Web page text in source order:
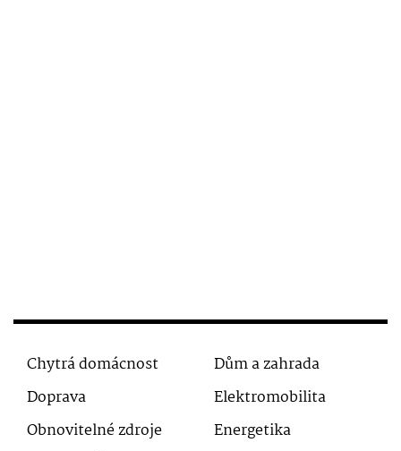
Chytrá domácnost
Dům a zahrada
Doprava
Elektromobilita
Obnovitelné zdroje
Energetika